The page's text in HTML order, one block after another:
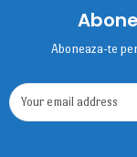
Aboneaza-te